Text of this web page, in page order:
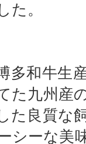
た。
多和牛生
た九州産
た良質な
シーな美